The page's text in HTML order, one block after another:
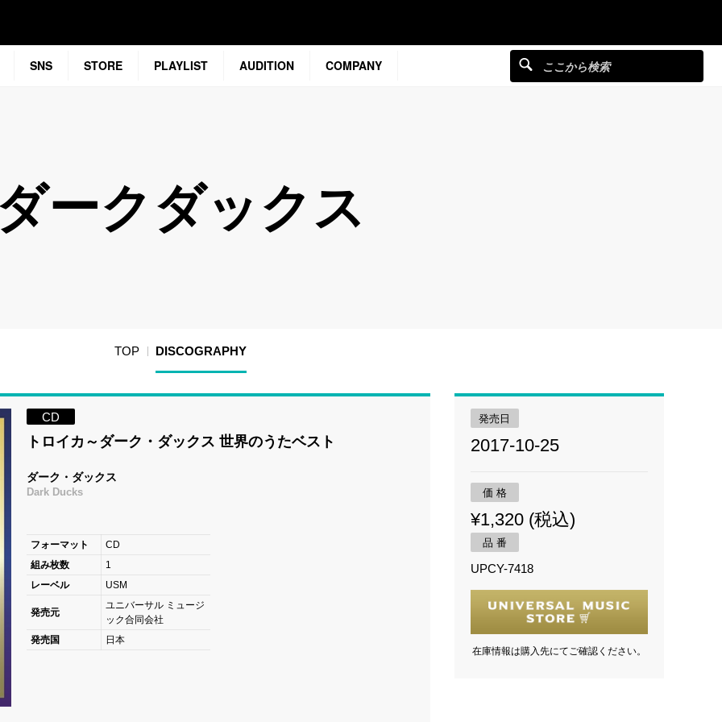
SNS STORE PLAYLIST AUDITION COMPANY
ダークダックス
TOP DISCOGRAPHY
CD
トロイカ～ダーク・ダックス 世界のうたベスト
ダーク・ダックス
Dark Ducks
フォーマット
CD
組み枚数
1
レーベル
USM
発売元
ユニバーサル ミュージ
ック合同会社
発売国
日本
発売日
2017-10-25
価 格
¥1,320 (税込)
品 番
UPCY-7418
在庫情報は購入先にてご確認ください。